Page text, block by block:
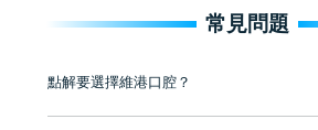
常見問題
點解要選擇維港口腔？
維港口腔踐行「醫道濟世」的大學校訓，各分院